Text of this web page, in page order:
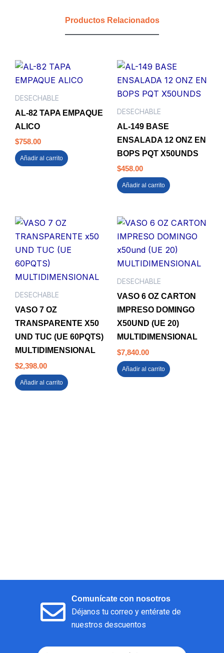
Productos Relacionados
DESECHABLE
AL-82 TAPA EMPAQUE
ALICO
$758.00
Añadir al carrito
DESECHABLE
AL-149 BASE
ENSALADA 12 ONZ EN
BOPS PQT X50UNDS
$458.00
Añadir al carrito
DESECHABLE
VASO 7 OZ
TRANSPARENTE X50
UND TUC (UE 60PQTS)
MULTIDIMENSIONAL
$2,398.00
Añadir al carrito
DESECHABLE
VASO 6 OZ CARTON
IMPRESO DOMINGO
X50UND (UE 20)
MULTIDIMENSIONAL
$7,840.00
Añadir al carrito
Comunícate con nosotros
Déjanos tu correo y entérate de
nuestros descuentos